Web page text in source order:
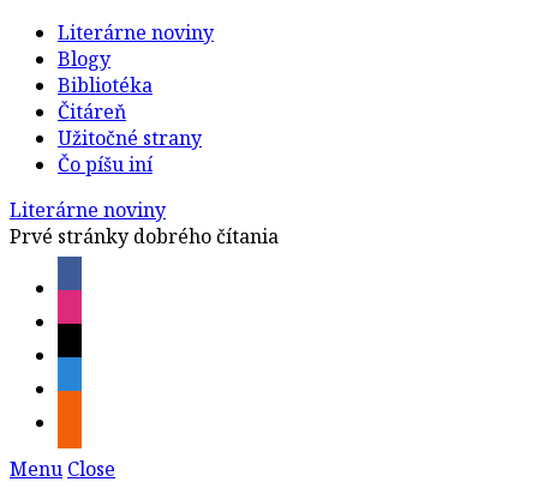
Literárne noviny
Blogy
Bibliotéka
Čitáreň
Užitočné strany
Čo píšu iní
Literárne noviny
Prvé stránky dobrého čítania
Menu Close